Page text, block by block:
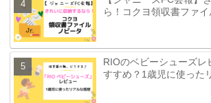
ら！コクヨ領収書ファ
RIOのベビーシューズレ
すすめ？1歳児に使った